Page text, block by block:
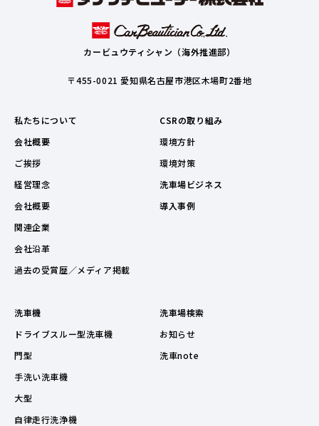
カービュウティシャン（海外推進部）
〒455-0021 愛知県名古屋市港区木場町2番地
私たちについて
会社概要
ご挨拶
経営理念
会社概要
関連企業
会社沿革
過去の受賞歴／メディア掲載
CSRの取り組み
環境方針
環境対策
洗車場ビジネス
導入事例
洗車機
ドライブスルー型洗車機
門型
手洗い洗車機
大型
自律走行洗浄機
洗車場検索
お知らせ
洗車note